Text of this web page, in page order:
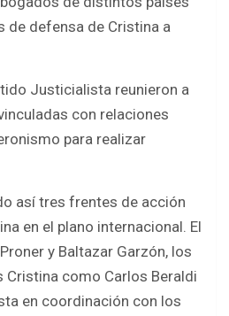
de defensa de Cristina a
Justicialista reunieron a
con relaciones
para realizar
así tres frentes de acción
en el plano internacional. El
y Baltazar Garzón, los
Cristina como Carlos Beraldi
en coordinación con los